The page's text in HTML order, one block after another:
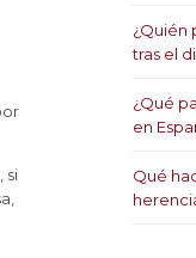
si
¿Quién
tras el
¿Qué
en
Qué